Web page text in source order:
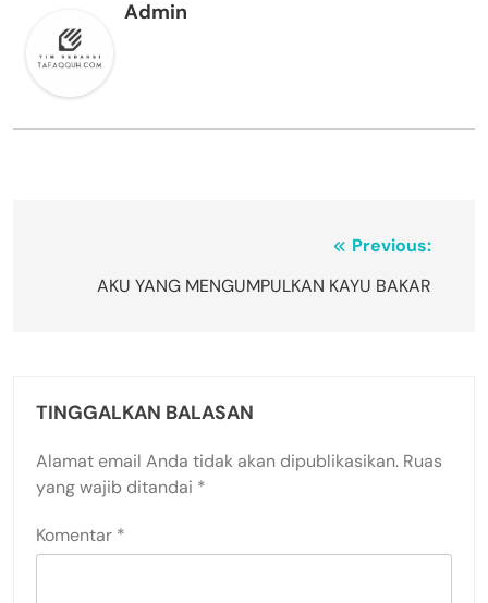
Admin
Previous:
AKU YANG MENGUMPULKAN KAYU BAKAR
TINGGALKAN BALASAN
Alamat email Anda tidak akan dipublikasikan. Ruas
yang wajib ditandai *
Komentar *